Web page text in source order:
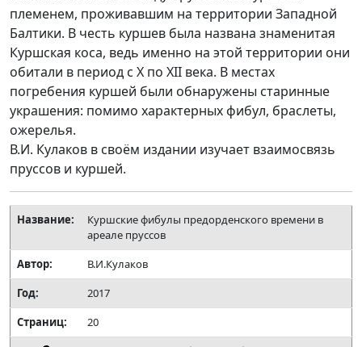
племенем, проживавшим на территории Западной
Балтики. В честь куршев была названа знаменитая
Куршская коса, ведь именно на этой территории они
обитали в период с X по XII века. В местах
погребения куршей были обнаружены старинные
украшения: помимо характерных фибул, браслеты,
ожерелья.
В.И. Кулаков в своём издании изучает взаимосвязь
пруссов и куршей.
Название:
Куршские фибулы предорденского времени в
ареале пруссов
Автор:
В.И.Кулаков
Год:
2017
Страниц:
20